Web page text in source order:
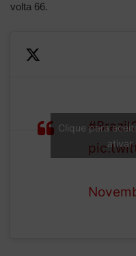
volta 66.
LAP
67/71
Clique para
ativar